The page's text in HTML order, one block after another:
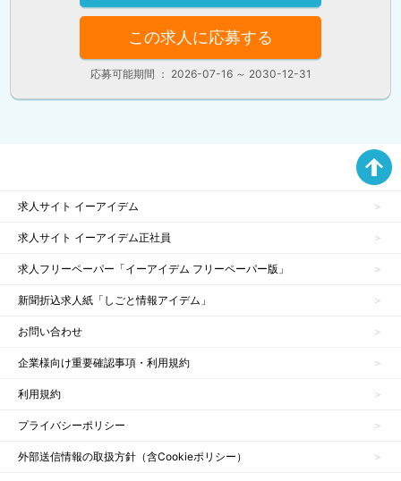
この求人に応募する
応募可能期間 ： 2026-07-16 ～ 2030-12-31
求人サイト イーアイデム
求人サイト イーアイデム正社員
求人フリーペーパー「イーアイデム フリーペーパー版」
新聞折込求人紙「しごと情報アイデム」
お問い合わせ
企業様向け重要確認事項・利用規約
利用規約
プライバシーポリシー
外部送信情報の取扱方針（含Cookieポリシー）